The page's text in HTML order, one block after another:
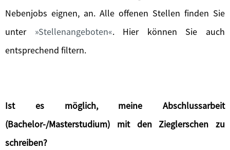
Nebenjobs eignen, an. Alle offenen Stellen finden Sie
unter
Stellenangeboten . Hier können Sie auch
entsprechend filtern.
Ist es möglich, meine Abschlussarbeit
(Bachelor-/Masterstudium) mit den Zieglerschen zu
schreiben?